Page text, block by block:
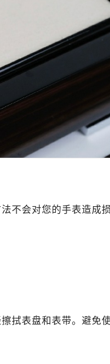
）
提前预约）
前预约）
）
需提前预约）
前预约）
前预约）
约）
不会对您的手表造成
拭表盘和表带。避免